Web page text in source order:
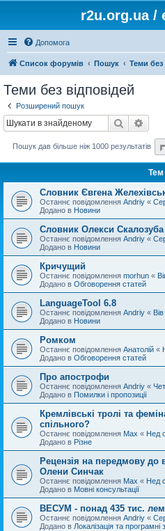
r2u.org.ua /
Допомога
Список форумів Пошук Теми без
Теми без відповідей
Розширений пошук
Пошук
Пошук дав більше ніж 1000 результатів
Тем
Словник Євгена
Останнє повідомлення Andriy «
Додано в Новини
Словник Олекси Скалозуба
Останнє повідомлення Andriy «
Додано в Новини
Кричущий
Останнє повідомлення morhun «
Додано в Обговорення статей
LanguageTool 6.8
Останнє повідомлення Andriy «
Додано в Новини
Ромком
Останнє повідомлення Анатолій «
Додано в Обговорення статей
Про апострофи
Останнє повідомлення Andriy «
Додано в Помилки і пропозиції
Кремлівські тролі та
спільного?
Останнє повідомлення Max « Нед
Додано в Різне
Рецензія на передмову до
Олени Синчак
Останнє повідомлення Max « Нед
Додано в Мовні консультації
ВЕСУМ - понад 435 тис. лем
Останнє повідомлення Andriy «
Додано в Локалізація та програмні